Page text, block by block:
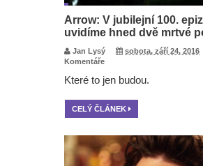
Arrow: V jubilejní 100.
uvidíme hned dvě mrtvé
Jan Lysý
sobota, září 24, 2016
Komentáře
Které to jen budou.
CELÝ ČLÁNEK